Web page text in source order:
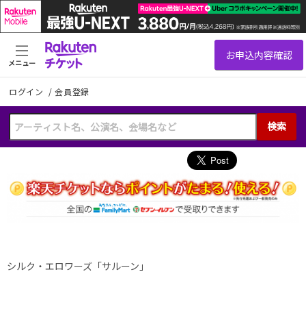
ログイン /会員登録
検索
メニュー
シルク・エロワーズ「サルーン」